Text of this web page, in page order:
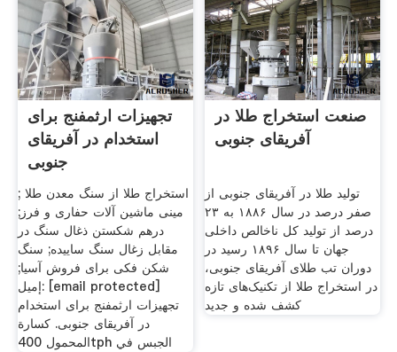
تجهیزات ارثمفنج برای
استخدام در آفریقای
جنوبی
استخراج طلا از سنگ معدن طلا ;
مینی ماشین آلات حفاری و فرز;
درهم شکستن ذغال سنگ در
مقابل زغال سنگ ساییده; سنگ
شکن فکی برای فروش آسیا;
إميل: [email protected]
تجهیزات ارثمفنج برای استخدام
در آفریقای جنوبی. كسارة
المحمول 400tph الجبس في
صنعت استخراج طلا در
آفریقای جنوبی
تولید طلا در آفریقای جنوبی از
صفر درصد در سال ۱۸۸۶ به ۲۳
درصد از تولید کل ناخالص داخلی
جهان تا سال ۱۸۹۶ رسید در
دوران تب طلای آفریقای جنوبی،
در استخراج طلا از تکنیک‌های تازه
کشف شده و جدید